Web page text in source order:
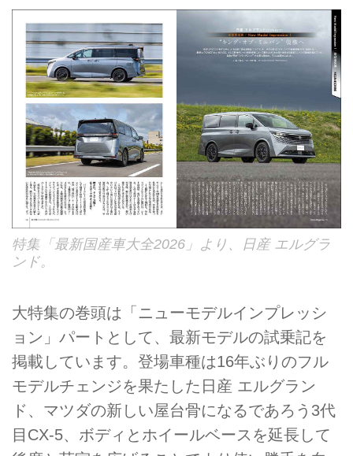
特集「最新国産車大全2026」より、日産 エルグラ
ンド。
大特集の巻頭は「ニューモデルインプレッシ
ョン」パートとして、最新モデルの試乗記を
掲載しています。登場車種は16年ぶりのフル
モデルチェンジを果たした日産 エルグラン
ド、マツダの新しい屋台骨になるであろう3代
目CX-5、ボディとホイールベースを延長して